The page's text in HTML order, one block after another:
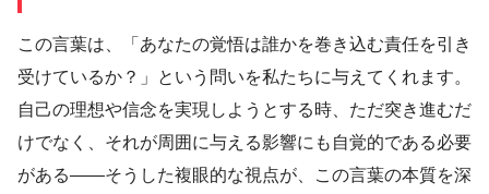
この言葉は、「あなたの覚悟は誰かを巻き込む責任を引き
受けているか？」という問いを私たちに与えてくれます。
自己の理想や信念を実現しようとする時、ただ突き進むだ
けでなく、それが周囲に与える影響にも自覚的である必要
がある――そうした複眼的な視点が、この言葉の本質を深